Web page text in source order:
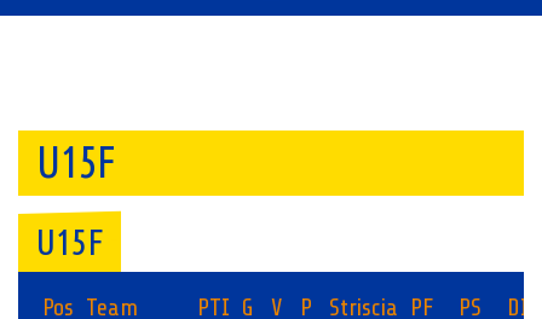
U15F
U15F
Pos Team PTI G V P Striscia PF PS